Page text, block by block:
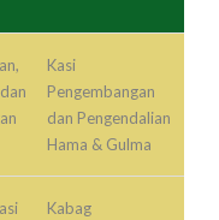
Kasi
Pengembangan
dan Pengendalian
Hama & Gulma
Kabag